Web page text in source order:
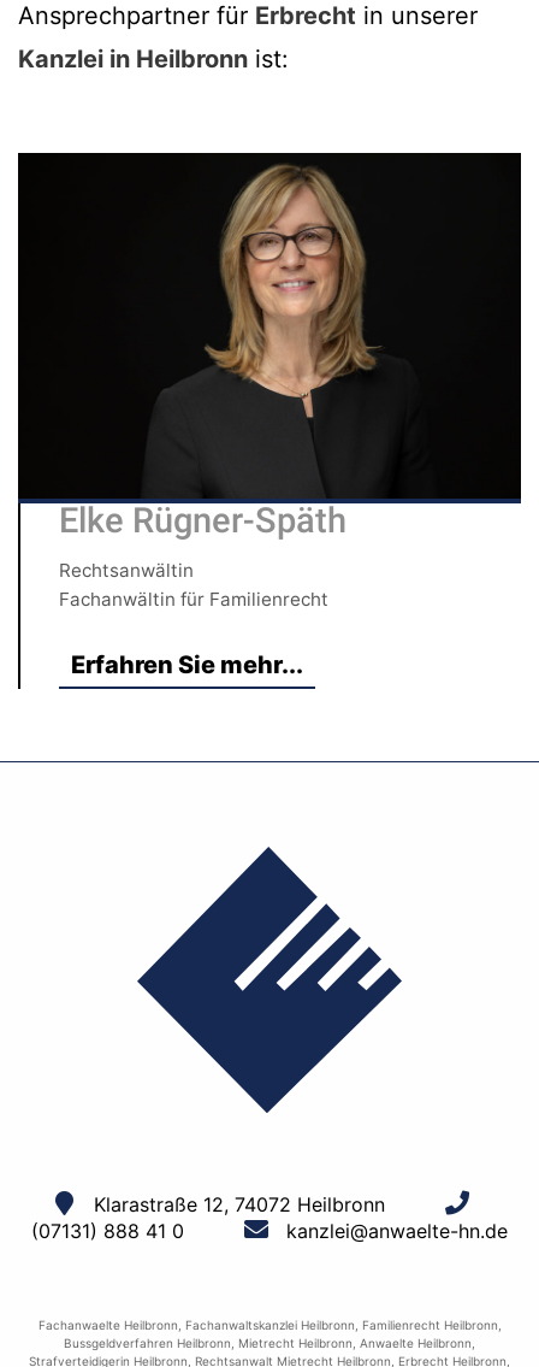
Ansprechpartner für Erbrecht in unserer
Kanzlei in Heilbronn ist:
Elke Rügner-Späth
Rechtsanwältin
Fachanwältin für Familienrecht
Erfahren Sie mehr...
Klarastraße 12, 74072 Heilbronn
(07131) 888 41 0
kanzlei@anwaelte-hn.de
Fachanwaelte Heilbronn Fachanwaltskanzlei Heilbronn Familienrecht Heilbronn
Bussgeldverfahren Heilbronn
Mietrecht Heilbronn Anwaelte Heilbronn
Strafverteidigerin Heilbronn
Rechtsanwalt Mietrecht Heilbronn Erbrecht Heilbronn